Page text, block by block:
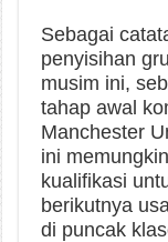
Sebagai
penyisihan
musim ini,
tahap awal
Manchester
ini
kualifikasi
berikutnya
di puncak